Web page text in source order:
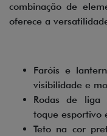
combinação de
oferece a
Faróis e
visibilidade e
Rodas de liga
toque esportivo
Teto na cor